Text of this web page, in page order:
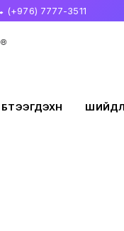
(+976) 7777-3511
БҮТЭЭГДЭХҮҮН